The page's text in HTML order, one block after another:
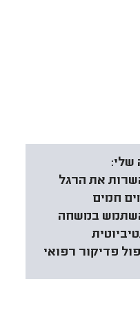
שלי:
את הרגל
חמים
במשחה
פדיקור רפואי